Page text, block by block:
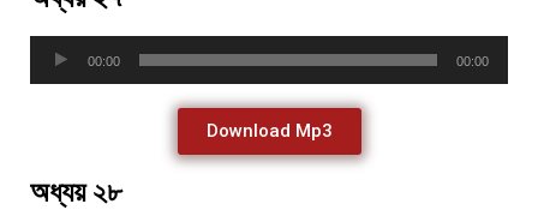
00:00 00:00
Download Mp3
অধ্যয় ২৮